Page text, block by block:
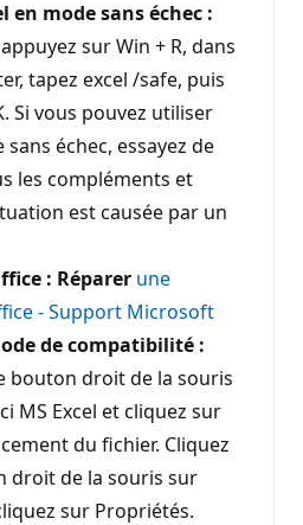
en mode sans échec :
sur Win + R, dans
tapez excel /safe, puis
Si vous pouvez utiliser
sans échec, essayez de
les compléments et
est causée par un
: Réparer une
- Support Microsoft
de compatibilité :
bouton droit de la souris
MS Excel et cliquez sur
du fichier. Cliquez
droit de la souris sur
cliquez sur Propriétés.